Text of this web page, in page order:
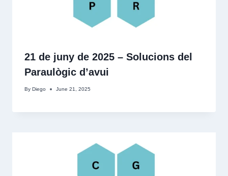
21 de juny de 2025 – Solucions del
Paraulògic d’avui
By Diego June 21, 2025